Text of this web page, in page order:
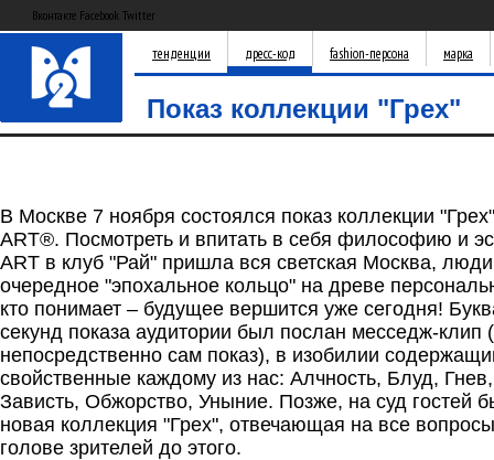
Вконтакте Facebook Twitter
тенденции дресс-код fashion-персона марка
Показ коллекции "Грех"
В Москве 7 ноября состоялся показ коллекции
ART®. Посмотреть и впитать в себя философию и
ART в клуб "Рай" пришла вся светская Москва,
очередное "эпохальное кольцо" на древе
кто понимает – будущее вершится уже сегодня!
секунд показа аудитории был послан месседж-
непосредственно сам показ), в изобилии
свойственные каждому из нас: Алчность, Блуд,
Зависть, Обжорство, Уныние. Позже, на суд гостей
новая коллекция "Грех", отвечающая на все
голове зрителей до этого.